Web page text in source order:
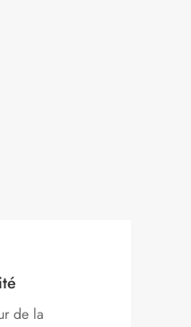
de la